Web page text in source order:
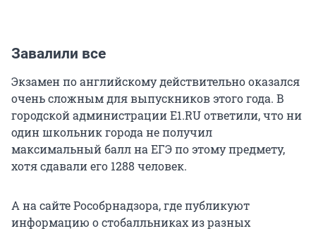
Завалили все
Экзамен по английскому действительно оказался
очень сложным для выпускников этого года. В
городской администрации E1.RU ответили, что ни
один школьник города не получил
максимальный балл на ЕГЭ по этому предмету,
хотя сдавали его 1288 человек.
А на сайте Рособрнадзора, где публикуют
информацию о стобалльниках из разных